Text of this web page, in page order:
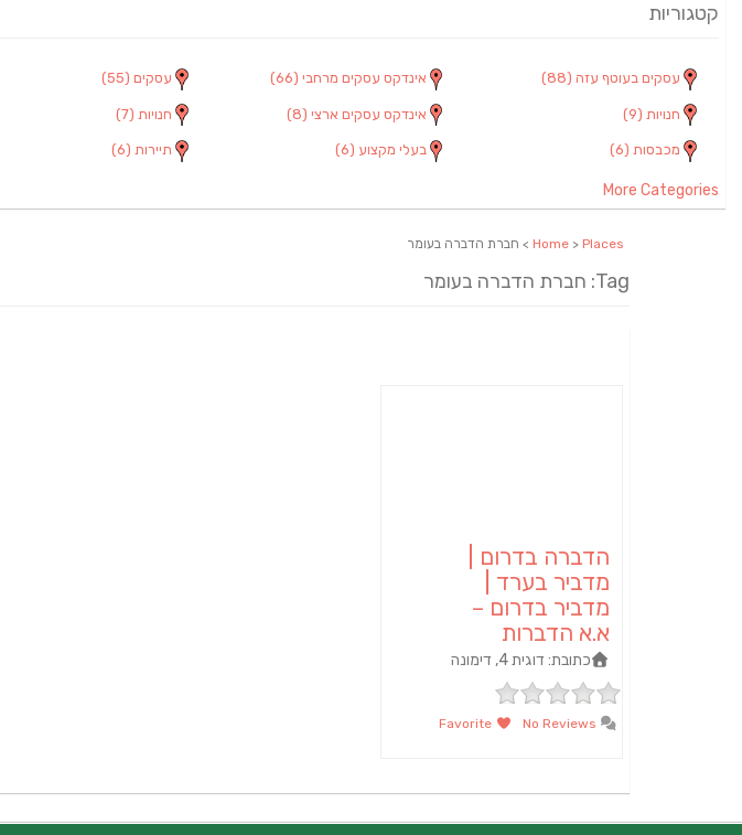
קטגוריות
עסקים בעוטף עזה (88) אינדקס עסקים מרחבי (66) עסקים (55)
חנויות (9) אינדקס עסקים ארצי (8) חנויות (7)
מכבסות (6) בעלי מקצוע (6) תיירות (6)
More Categories
Home > Places > חברת הדברה בעומר
Tag: חברת הדברה בעומר
הדברה בדרום |
מדביר בערד |
מדביר בדרום –
א.א הדברות
כתובת: דוגית 4, דימונה